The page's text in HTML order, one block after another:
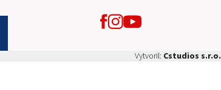
Vytvoril: Cstudios s.r.o.